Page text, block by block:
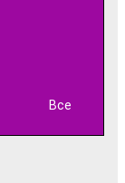
Все